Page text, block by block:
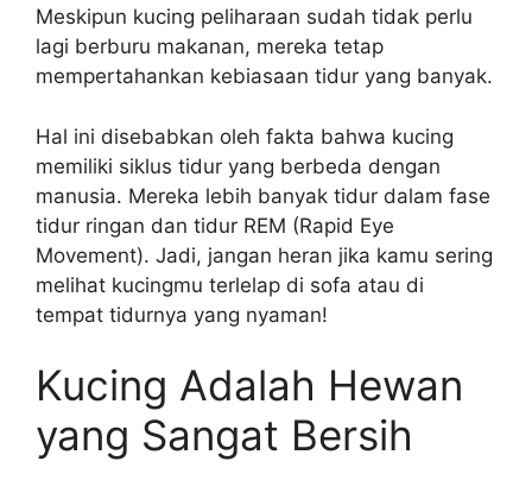
Meskipun kucing peliharaan sudah tidak perlu
lagi berburu makanan, mereka tetap
mempertahankan kebiasaan tidur yang banyak.
Hal ini disebabkan oleh fakta bahwa kucing
memiliki siklus tidur yang berbeda dengan
manusia. Mereka lebih banyak tidur dalam fase
tidur ringan dan tidur REM (Rapid Eye
Movement). Jadi, jangan heran jika kamu sering
melihat kucingmu terlelap di sofa atau di
tempat tidurnya yang nyaman!
Kucing Adalah Hewan
yang Sangat Bersih